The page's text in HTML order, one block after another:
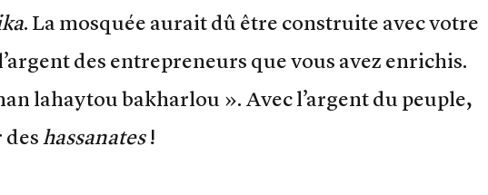
. La mosquée aurait dû être construite avec votre
des entrepreneurs que vous avez enrichis.
lahaytou bakharlou ». Avec l’argent du peuple,
hassanates!